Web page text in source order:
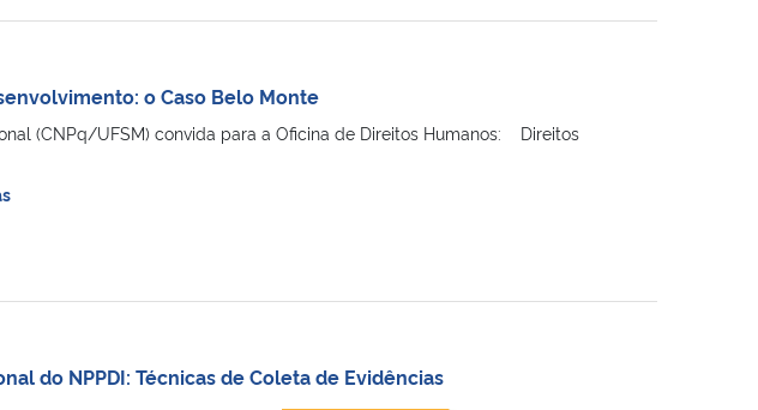
o Caso Belo Monte
(CNPq/UFSM) convida para a Oficina de Direitos Humanos: Direitos
do NPPDI: Técnicas de Coleta de Evidências